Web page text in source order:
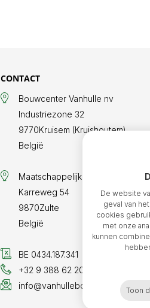
CONTACT
Bouwcenter Vanhulle nv
Industriezone 32
9770Kruisem (Kruishoutem)
België
Maatschappelijke zetel
Karreweg 54
9870Zulte
België
BE 0434.187.341
+32 9 388 62 20
info@vanhullebouwcenter.be
De website
geval van
cookies
met onze
kunnen
Toon